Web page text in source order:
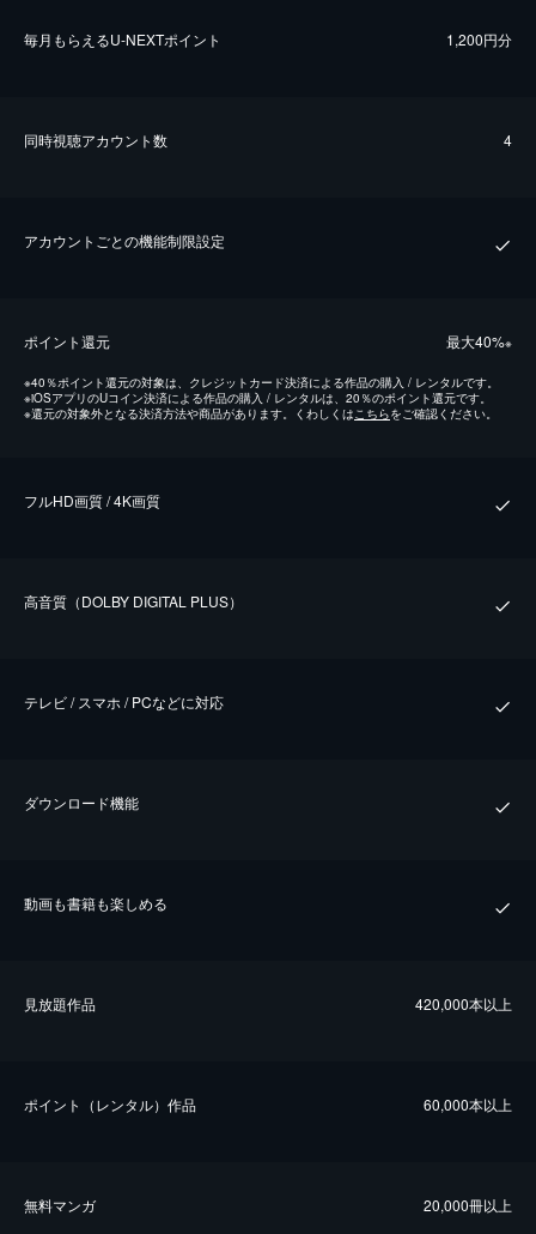
毎⽉もらえるU-NEXTポイント 1,200円分
同時視聴アカウント数 4
アカウントごとの機能制限設定
ポイント還元 最⼤40%※
※40％ポイント還元の対象は、クレジットカード決済による作品の購入 / レンタルです。
※iOSアプリのUコイン決済による作品の購入 / レンタルは、20％のポイント還元です。
※還元の対象外となる決済方法や商品があります。くわしくはこちらをご確認ください。
フルHD画質 / 4K画質
⾼⾳質（DOLBY DIGITAL PLUS）
テレビ / スマホ / PCなどに対応
ダウンロード機能
動画も書籍も楽しめる
⾒放題作品 420,000本以上
ポイント（レンタル）作品 60,000本以上
無料マンガ 20,000冊以上